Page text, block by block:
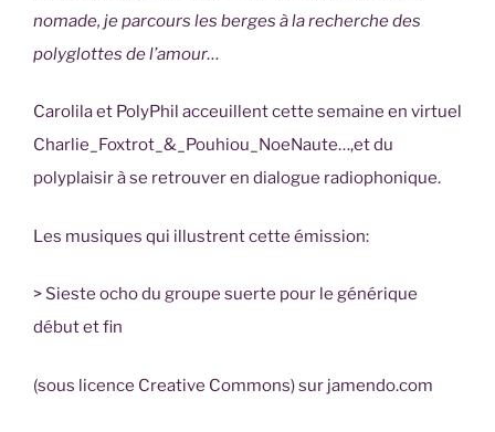
nomade, je parcours les berges à la recherche des
polyglottes de l’amour…
Carolila et PolyPhil acceuillent cette semaine en virtuel
Charlie_Foxtrot_&_Pouhiou_NoeNaute…,et du
polyplaisir à se retrouver en dialogue radiophonique.
Les musiques qui illustrent cette émission:
> Sieste ocho du groupe suerte pour le générique
début et fin
(sous licence Creative Commons) sur jamendo.com